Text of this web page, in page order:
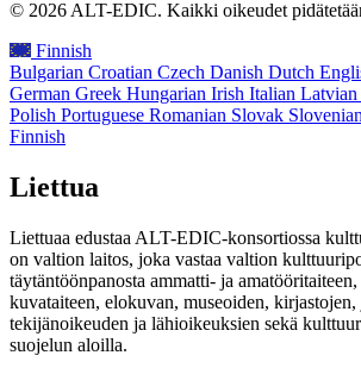
© 2026 ALT-EDIC. Kaikki oikeudet
Finnish
Bulgarian Croatian Czech Danish Dutch
German Greek Hungarian Irish Italian Latvian
Polish Portuguese Romanian Slovak Slovenian
Finnish
Liettua
Liettuaa edustaa ALT-EDIC-konsortiossa
on valtion laitos, joka vastaa valtion
täytäntöönpanosta ammatti- ja
kuvataiteen, elokuvan, museoiden,
tekijänoikeuden ja lähioikeuksien sekä
suojelun aloilla.